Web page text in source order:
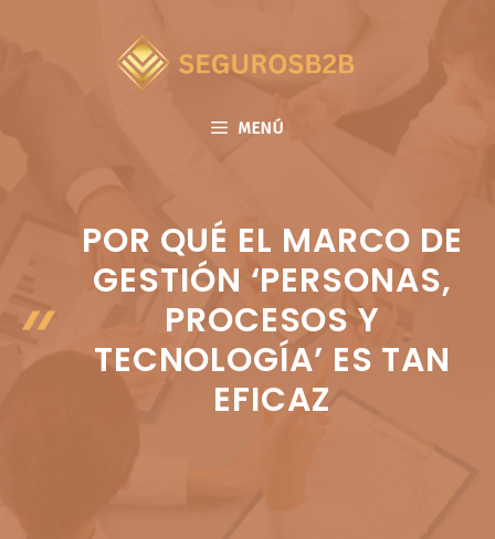
MENÚ
POR QUÉ EL MARCO DE
GESTIÓN ‘PERSONAS,
PROCESOS Y
TECNOLOGÍA’ ES TAN
EFICAZ